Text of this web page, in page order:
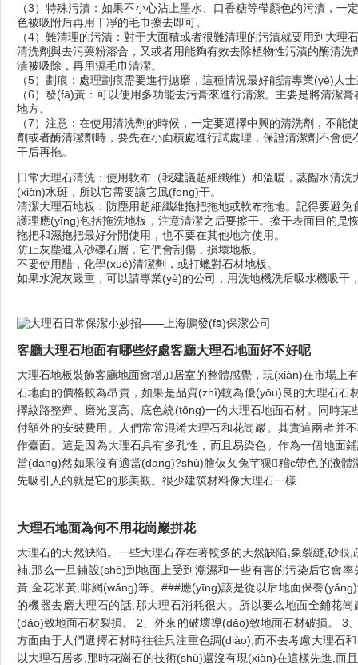
（3）特殊污漬：如果不小心沾上墨水、口香糖等帶顏色的污漬，一定
色被吸附后再用干凈的毛巾擦去即可。
（4）難清理的污漬：對于大面積或者很難清理的污漬就要用到大理石
清洗劑與去污藥粉溶合，又或者用能夠有效去除植物性污漬的酶清洗劑
漬被吸除，再用濕毛巾清潔。
（5）劃痕：處理劃痕需要進行拋磨，這種情況最好能請專業(yè)人士來
（6）發(fā)黃：可以使用多功能去污膏來進行清潔。主要是將清
地方。
（7）注意：在使用清洗劑的時候，一定要選擇中興的清洗劑，不能
劑或者酶清潔劑時，要先在小面積處進行試處理，保證清潔劑不
干后再拖。
日常大理石清洗：使用軟布（我建議超細纖維）和溫暖，蒸餾水清洗
(xiàn)水斑，所以它需要讓它風(fēng)干。
清潔大理石地板：防塵用超細纖維拖把拖地或軟布拖地。記得要避免
護理應(yīng)包括拖洗地板，注意清潔之后要擦干。擦干表面目的是恢
拖把和濕拖把最好分開使用，也不要在其他地方使用。
防止灰塵進入砂礫石層，它們會刮傷，損壞地板。
不要使用醋，化學(xué)清潔劑，或打蠟對石材地板。
如果水泥灰嚴重，可以請專業(yè)的公司，用洗地機洗后吸水機吸干，
客廳大理石地面有哪些好處客廳大理石地面好不好呢
大理石地板裝飾客廳地面會增加居室的整體感覺，現(xiàn)在市場
石地面的價格較為昂貴，如果是品質(zhì)較為優(yōu)良的大理石石
擇紋路整齊、磨光度高、底色統(tǒng)一的大理石地面石材。同時
付額外的安裝費用。人們常常混淆大理石和花崗巖。其實這兩者
作臺面。這是因為大理石具有多孔性，而且易染色。作為一個地面
當(dāng)然如果沒有適當(dāng)?shù)膾伖夂兔芊猓稽c帶色的液體灑
先吸引人的就是它的形美觀。很少建筑材料像大理石一樣
大理石地面為何不用花崗巖拼花
大理石的天然缺陷。一些大理石存在著較多的天然缺陷,象裂縫,砂
補,那么一旦鋪設(shè)到地面上受到潮濕和一些有害的污染后它會
黃,金花米黃,啡網(wǎng)等。###應(yīng)該是從以后地面保養
的機器去磨大理石的話,那大理石消耗很大。所以要么地面全鋪花崗巖
(dǎo)致地面石材裂損。 2、外來的破壞導(dǎo)致地面石材破損。
方面由于人們選擇石材時往往只注重色調(diào),而不去考慮大理石
以大理石居多,那時花崗石的技術(shù)還沒有現(xiàn)在這樣先進,而